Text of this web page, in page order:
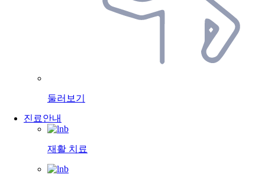
둘러보기
진료안내
재활 치료